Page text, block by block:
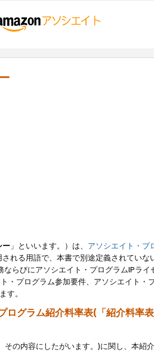
ー 」といいます。）は、 アソシエイト・プ
れる用語で、本書で別途定義されてい
らびにアソシエイト・プログラムIPラ
・プログラム参加要件、アソシエイト
す。
ログラム紹介料率表(「紹介料率
その内容にしたがいます。)に関し、本紹